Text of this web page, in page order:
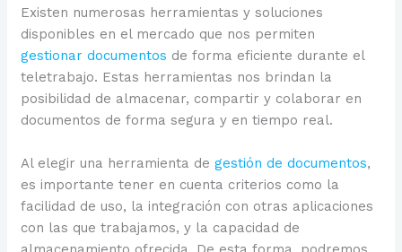
Existen numerosas herramientas y soluciones
disponibles en el mercado que nos permiten
gestionar documentos de forma eficiente durante el
teletrabajo. Estas herramientas nos brindan la
posibilidad de almacenar, compartir y colaborar en
documentos de forma segura y en tiempo real.
Al elegir una herramienta degestión de documentos,
es importante tener en cuenta criterios como la
facilidad de uso, la integración con otras aplicaciones
con las que trabajamos, y la capacidad de